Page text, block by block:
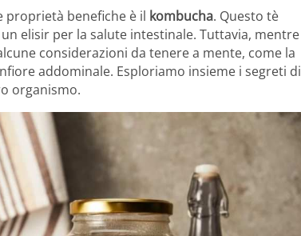
proprietà benefiche è il kombucha. Questo tè
elisir per la salute intestinale. Tuttavia, mentre
considerazioni da tenere a mente, come la
addominale. Esploriamo insieme i segreti di
organismo.